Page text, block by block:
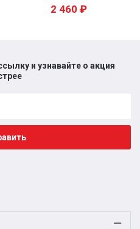
2 460 ₽
и узнавайте о акция